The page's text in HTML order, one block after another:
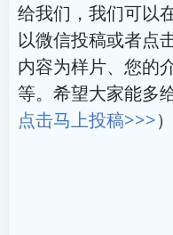
给我们，我们可以
以微信投稿或者点
内容为样片、您的
等。希望大家能多
点击马上投稿>>>）